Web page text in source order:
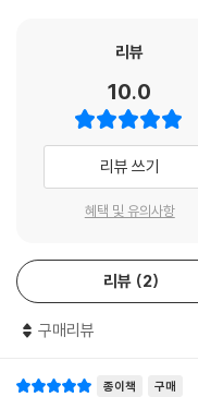
리뷰
10.0
리뷰 쓰기
혜택 및 유의사항
리뷰 2
구매리뷰
종이책 구매